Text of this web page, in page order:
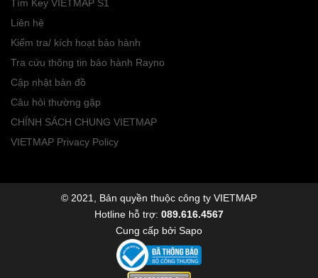
Tìm Key VIETMAP S1
Liên hệ
Kiểm tra/ kích hoạt bảo hành
Tra cứu thông tin bảo hành Rayno
Cập nhật bản đồ
Câu hỏi thường gặp
CHÍNH SÁCH CHUNG VIETMAP
VIETMAP Privacy Policy
© 2021, Bản quyền thuộc công ty VIETMAP
Hotline hỗ trợ: 089.616.4567
Cung cấp bởi Sapo